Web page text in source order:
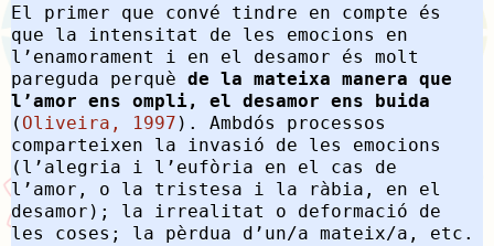
El primer que convé tindre en compte és
que la intensitat de les emocions en
l’enamorament i en el desamor és molt
pareguda perquè de la mateixa manera que
l’amor ens ompli, el desamor ens buida
( Oliveira, 1997 ). Ambdós processos
comparteixen la invasió de les emocions
(l’alegria i l’eufòria en el cas de
l’amor, o la tristesa i la ràbia, en el
desamor); la irrealitat o deformació de
les coses; la pèrdua d’un/a mateix/a, etc.